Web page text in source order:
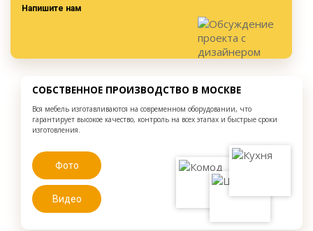
Напишите нам
СОБСТВЕННОЕ ПРОИЗВОДСТВО В МОСКВЕ
Вся мебель изготавливаются на современном оборудовании, что
гарантирует высокое качество, контроль на всех этапах и быстрые сроки
изготовления.
Фото
Видео